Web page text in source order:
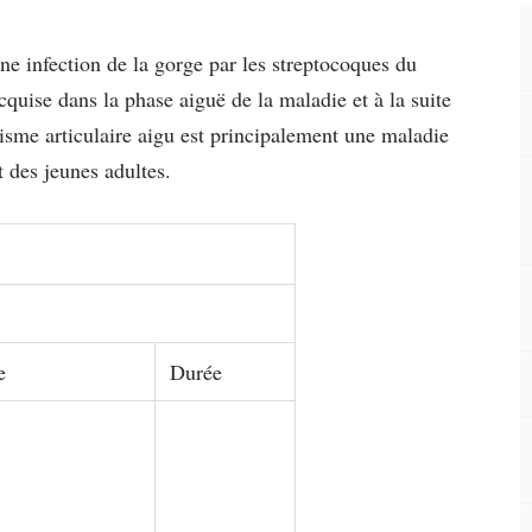
infection de la gorge par les streptocoques du
dans la phase aiguë de la maladie et à la suite
articulaire aigu est principalement une maladie
jeunes adultes.
Durée